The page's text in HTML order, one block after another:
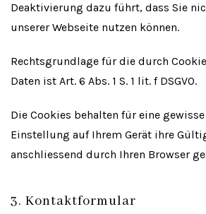
Deaktivierung dazu führt, dass Sie
unserer Webseite nutzen können.
Rechtsgrundlage für die durch
Daten ist Art. 6 Abs. 1 S. 1 lit. f DSGVO.
Die Cookies behalten für eine
Einstellung auf Ihrem Gerät ihre
anschliessend durch Ihren Browser
3. Kontaktformular